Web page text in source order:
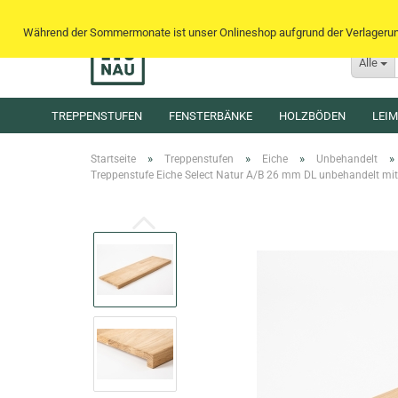
Alle
Während der Sommermonate ist unser Onlineshop aufgrund der
TREPPENSTUFEN FENSTERBÄNKE HOLZBÖDEN
Startseite » Treppenstufen » Eiche » Unbehandelt »
Treppenstufe Eiche Select Natur A/B 26 mm DL unbehandelt